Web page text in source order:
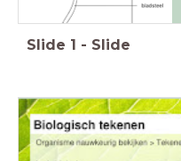
Slide 1 - Slide